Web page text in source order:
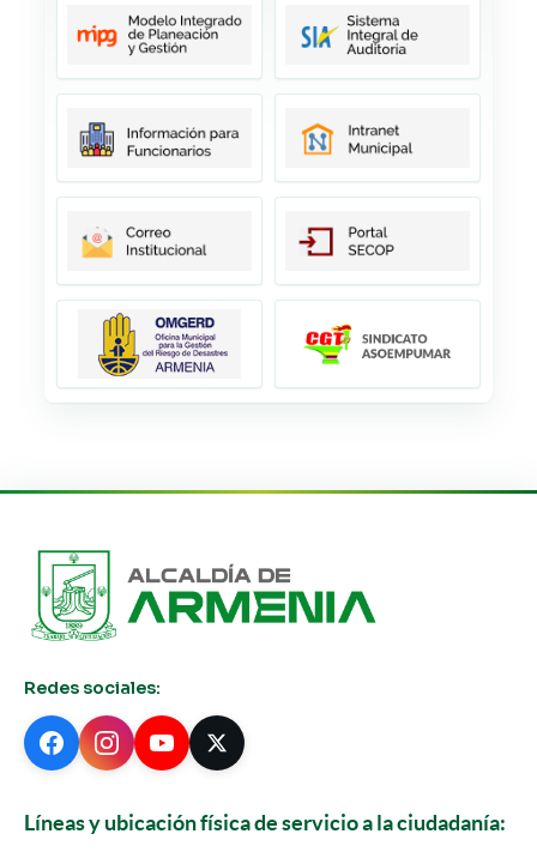
Redes sociales:
Líneas y ubicación física de servicio a la ciudadanía: